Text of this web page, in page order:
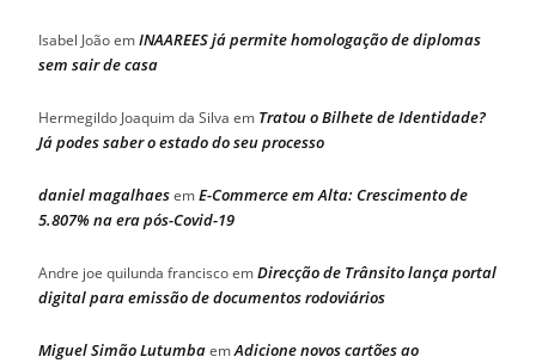
Isabel JoãoemINAAREES já permite homologação de diplomas
sem sair de casa
Hermegildo Joaquim da Silva em Tratou o Bilhete de Identidade?
Já podes saber o estado do seu processo
daniel magalhaesemE-Commerce em Alta: Crescimento de
5.807% na era pós-Covid-19
Andre joe quilunda franciscoemDirecção de Trânsito lança portal
digital para emissão de documentos rodoviários
Miguel Simão LutumbaemAdicione novos cartões ao